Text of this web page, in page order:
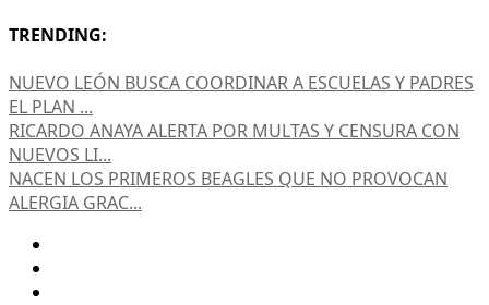
TRENDING:
NUEVO LEÓN BUSCA COORDINAR A ESCUELAS Y PADRES
EL PLAN ...
RICARDO ANAYA ALERTA POR MULTAS Y CENSURA CON
NUEVOS LI...
NACEN LOS PRIMEROS BEAGLES QUE NO PROVOCAN
ALERGIA GRAC...